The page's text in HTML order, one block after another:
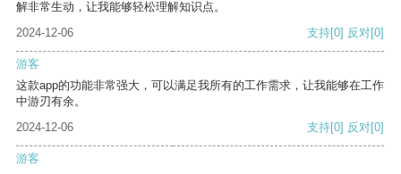
解非常生动，让我能够轻松理解知识点。
2024-12-06
支持[0] 反对[0]
游客
这款app的功能非常强大，可以满足我所有的工作需求，让我能够在工作
中游刃有余。
2024-12-06
支持[0] 反对[0]
游客